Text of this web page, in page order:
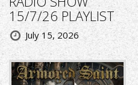
15/7/26 PLAYLIST
July 15, 2026